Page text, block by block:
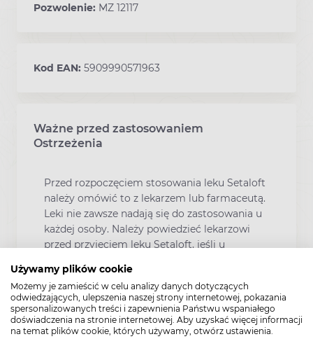
Używamy plików cookie
Możemy je zamieścić w celu analizy danych dotyczących
odwiedzających, ulepszenia naszej strony internetowej, pokazania
spersonalizowanych treści i zapewnienia Państwu wspaniałego
doświadczenia na stronie internetowej. Aby uzyskać więcej informacji
na temat plików cookie, których używamy, otwórz ustawienia.
Pozwolenie: MZ 12117
Kod EAN: 5909990571963
Ważne przed zastosowaniem
Ostrzeżenia
Przed rozpoczęciem stosowania leku Setaloft
należy omówić to z lekarzem lub farmaceutą.
Leki nie zawsze nadają się do zastosowania u
każdej osoby. Należy powiedzieć lekarzowi
przed przyjęciem leku Setaloft, jeśli u
w przeszłości któryś z poniższych stanów:
Padaczka lub napady drgawkowe w
wywiadzie. W razie wystąpienia ataku
(padaczkowego), należy natychmiast